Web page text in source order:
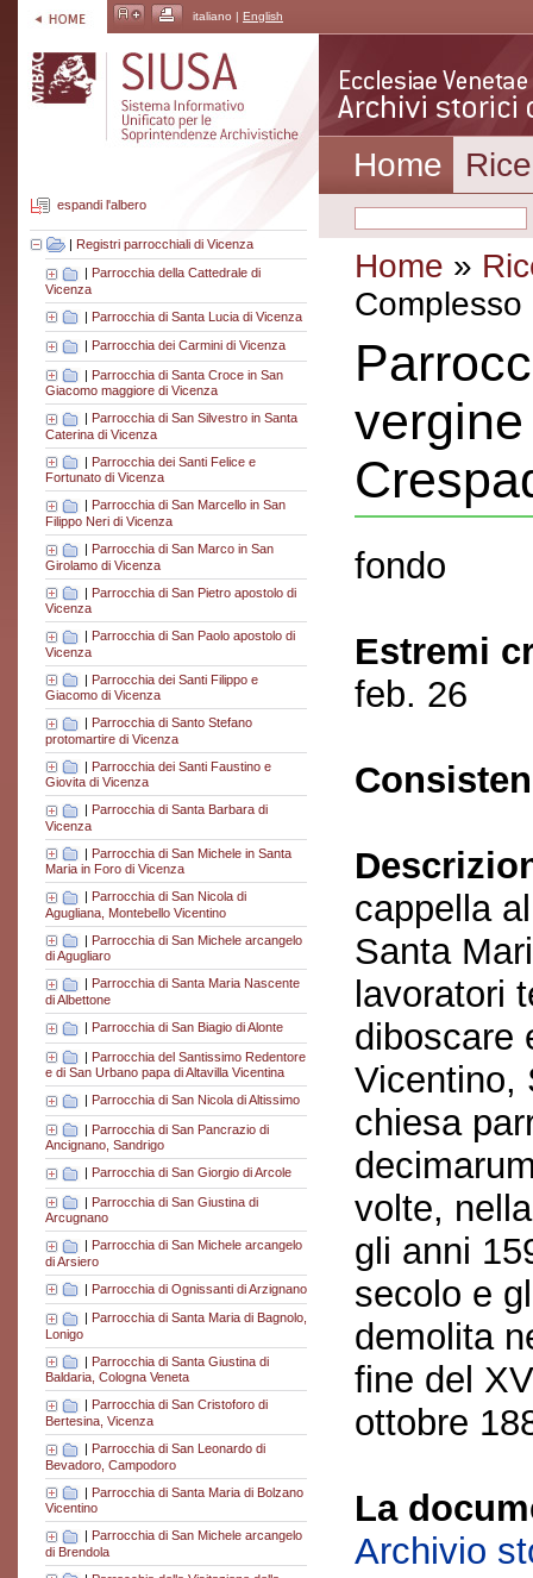
italiano | English
espandi l'albero
| Registri parrocchiali di Vicenza
| Parrocchia della Cattedrale di
Vicenza
| Parrocchia di Santa Lucia di Vicenza
Parrocchia dei Carmini di Vicenza
| Parrocchia di Santa Croce in San
Giacomo maggiore di Vicenza
Parrocchia di San Silvestro in Santa
Caterina di Vicenza
| Parrocchia dei Santi Felice e
Fortunato di Vicenza
Parrocchia di San Marcello in San
Filippo Neri di Vicenza
| Parrocchia di San Marco in San
Girolamo di Vicenza
| Parrocchia di San Pietro apostolo di
Vicenza
| Parrocchia di San Paolo apostolo di
Vicenza
| Parrocchia dei Santi Filippo e
Giacomo di Vicenza
| Parrocchia di Santo Stefano
protomartire di Vicenza
| Parrocchia dei Santi Faustino e
Giovita di Vicenza
Parrocchia di Santa Barbara di
Vicenza
| Parrocchia di San Michele in Santa
Maria in Foro di Vicenza
Parrocchia di San Nicola di
Agugliana, Montebello Vicentino
| Parrocchia di San Michele arcangelo
di Agugliaro
Parrocchia di Santa Maria Nascente
di Albettone
| Parrocchia di San Biagio di Alonte
| Parrocchia del Santissimo Redentore
e di San Urbano papa di Altavilla Vicentina
| Parrocchia di San Nicola di Altissimo
| Parrocchia di San Pancrazio di
Ancignano, Sandrigo
| Parrocchia di San Giorgio di Arcole
| Parrocchia di San Giustina di
Arcugnano
Parrocchia di San Michele arcangelo
di Arsiero
| Parrocchia di Ognissanti di Arzignano
Parrocchia di Santa Maria di Bagnolo,
Lonigo
| Parrocchia di Santa Giustina di
Baldaria, Cologna Veneta
Parrocchia di San Cristoforo di
Bertesina, Vicenza
| Parrocchia di San Leonardo di
Bevadoro, Campodoro
| Parrocchia di Santa Maria di Bolzano
Vicentino
| Parrocchia di San Michele arcangelo
di Brendola
Home
Home »
fondo
Estremi
feb. 26
cappella
Santa
lavoratori
diboscare
Vicentino,
chiesa
volte,
gli anni
secolo e
demolita
fine del
ottobre
La
Archivio